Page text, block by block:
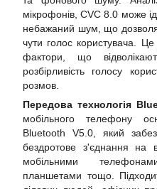
мікрофонів, CVC 8.0 може
небажаний шум, що
чути голос користувача.
фактори, що
розбірливість голосу
розмов.
Передова технологія
мобільного телефону
Bluetooth V5.0, який
бездротове з'єднання на
мобільними
планшетами тощо.